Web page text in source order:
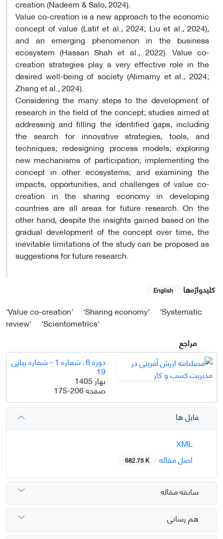
creation (Nadeem & Salo, 2024).
Value co-creation is a new approach to the economic
concept of value (Latif et al., 2024; Liu et al., 2024),
and an emerging phenomenon in the business
ecosystem (Hassan Shah et al., 2022). Value co-
creation strategies play a very effective role in the
desired well-being of society (Alimamy et al., 2024;
Zhang et al., 2024).
Considering the many steps to the development of
research in the field of the concept; studies aimed at
addressing and filling the identified gaps, including
the search for innovative strategies, tools, and
techniques; redesigning process models; exploring
new mechanisms of participation; implementing the
concept in other ecosystems; and examining the
impacts, opportunities, and challenges of value co-
creation in the sharing economy in developing
countries are all areas for future research. On the
other hand, despite the insights gained based on the
gradual development of the concept over time, the
inevitable limitations of the study can be proposed as
suggestions for future research.
کلیدواژه‌ها English
'Value co-creation' 'Sharing economy'
'Systematic
review'
'Scientometrics'
مراجع
دوره 6، شماره 1 - شماره پیاپی
19
بهار 1405
صفحه175-206
فایل ها
اصل مقاله
682.75 K
سابقه مقاله
هم رسانی